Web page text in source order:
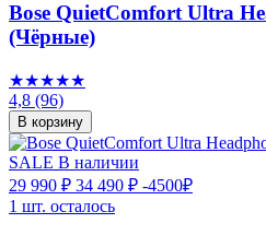
Bose QuietComfort Ultra
(Чёрные)
★★★★★
4,8 (96)
В корзину
SALE В наличии
29 990 ₽ 34 490 ₽ -4500₽
1 шт. осталось